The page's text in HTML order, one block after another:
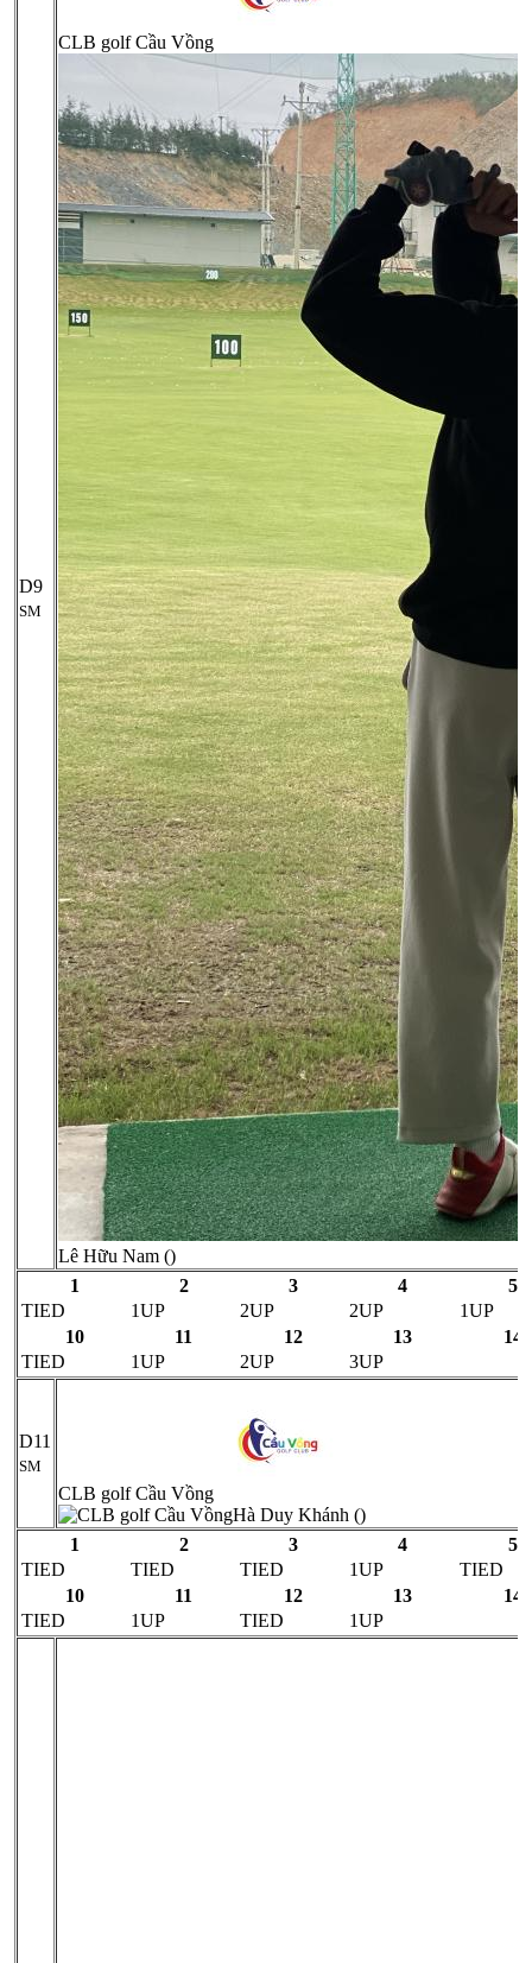
D9
SM
CLB golf Cầu Vồng
Lê Hữu Nam ()
1
2 3 4
5
TIED
1UP 2UP 2UP
1UP
10
11 12 13
14
TIED
1UP 2UP 3UP
D11
SM
CLB golf Cầu Vồng
Hà Duy Khánh ()
1
2 3 4
5
TIED
TIED TIED 1UP
TIED
10
11 12 13
14
TIED
1UP TIED 1UP